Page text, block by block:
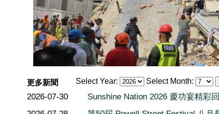
Select Year: Select Month:
更多新聞
2026-07-30
Sunshine Nation 2026 慶功宴精彩